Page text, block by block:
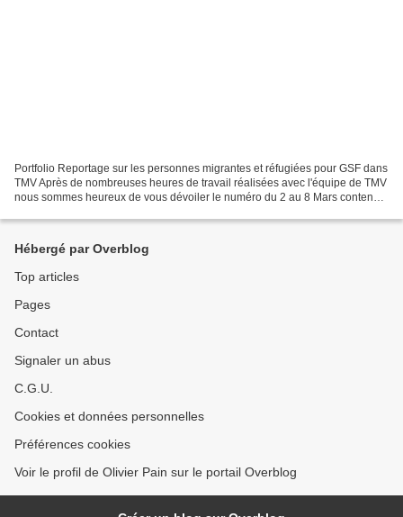
Portfolio Reportage sur les personnes migrantes et réfugiées pour GSF dans
TMV Après de nombreuses heures de travail réalisées avec l'équipe de TMV
nous sommes heureux de vous dévoiler le numéro du 2 au 8 Mars contenant
Hébergé par Overblog
Top articles
Pages
Contact
Signaler un abus
C.G.U.
Cookies et données personnelles
Préférences cookies
Voir le profil de Olivier Pain sur le portail Overblog